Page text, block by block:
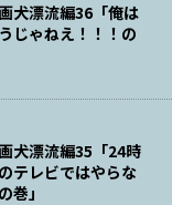
犬漂流編36「俺は
じゃねえ！！！の
犬漂流編35「24時
テレビではやらな
巻」